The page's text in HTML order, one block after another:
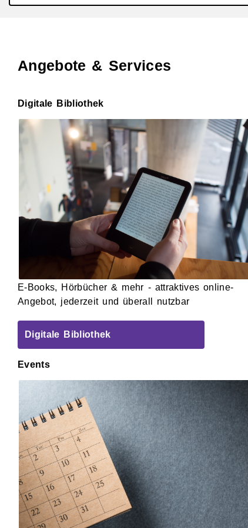
Aktuelle Seite:
Angebote & Services
Digitale Bibliothek
E-Books, Hörbücher & mehr - attraktives online-
Angebot, jederzeit und überall nutzbar
Digitale Bibliothek
Events